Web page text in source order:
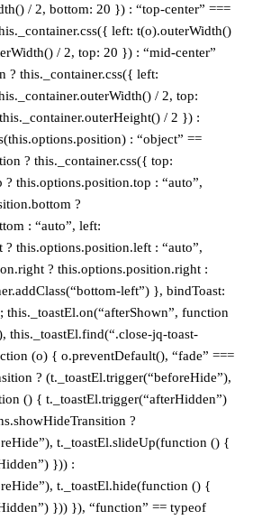
/ 2, bottom: 20 }) : “top-center” ===
left: t(o).outerWidth()
/ 2, top: 20 }) : “mid-center”
? this._container.css({ left:
/ 2, top:
/ 2 }) :
: “object” ==
? this._container.css({ top:
this.options.position.top : “auto”,
?
: “auto”, left:
this.options.position.left : “auto”,
? this.options.position.right :
left”) }, bindToast:
function
this._toastEl.find(“.close-jq-toast-
(o) { o.preventDefault(), “fade” ===
? (t._toastEl.trigger(“beforeHide”),
() { t._toastEl.trigger(“afterHidden”)
?
t._toastEl.slideUp(function () {
})) :
t._toastEl.hide(function () {
})) }), “function” == typeof